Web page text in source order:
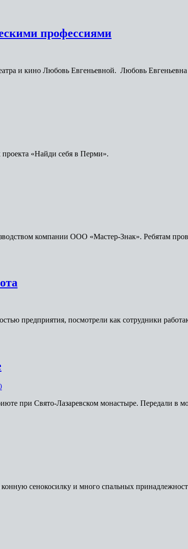
профессиями
и кино Любовь Евгеньевной. Любовь Евгеньевна
«Найди себя в Перми».
компании ООО «Мастер-Знак». Ребятам
предприятия, посмотрели как сотрудники
при Свято-Лазаревском монастыре. Передали в
сенокосилку и много спальных